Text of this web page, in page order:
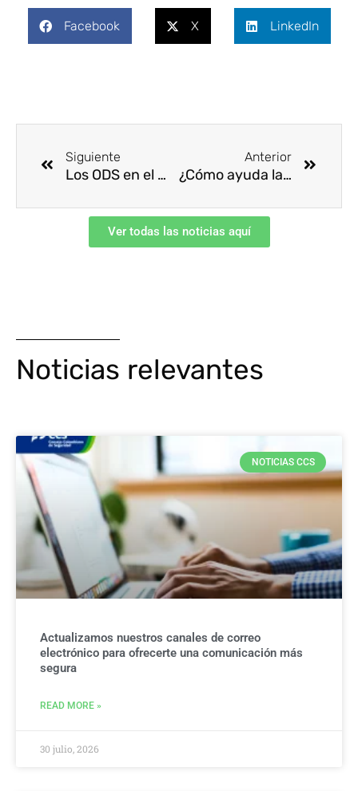
Facebook X LinkedIn
Siguiente
Los ODS en el medio ambiente: economía circular
Anterior
¿Cómo ayuda la actividad física a prevenir el cáncer?
Ver todas las noticias aquí
Noticias relevantes
NOTICIAS CCS
Actualizamos nuestros canales de correo
electrónico para ofrecerte una comunicación más
segura
READ MORE »
30 julio, 2026